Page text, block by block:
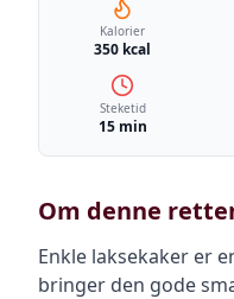
Kalorier
350 kcal
Steketid
15 min
Om denne
Enkle laksekaker er
bringer den gode